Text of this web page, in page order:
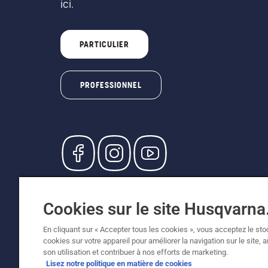
ici.
PARTICULIER
PROFESSIONNEL
© Husqvarna AB (publ). Tous droits
participants, prix en CHF, TVA 8,1 % et TAR
recommandés (TVA incluse), sauf si le produit
Politique relative aux cookies Conditions d'utilisation
Cookies sur le site
En cliquant sur « Accepter tous les cookies », vous acceptez le
cookies sur votre appareil pour améliorer la navigation sur le site,
son utilisation et contribuer à nos efforts de marketing.
Lisez notre politique en matière de cookies